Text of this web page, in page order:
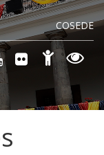
COSEDE